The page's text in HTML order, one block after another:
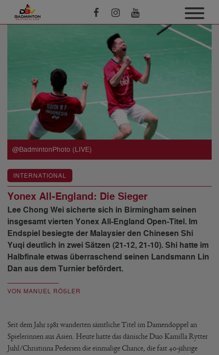
@BadmintonPhoto (LIVE)
INTERNATIONAL
Yonex All-England: Die Sieger
Lee Chong Wei sicherte sich in Birmingham seinen
insgesamt vierten Yonex All-England Open-Titel. Im
Endspiel besiegte der Malaysier den Chinesen Shi
Yuqi deutlich in zwei Sätzen (21-12, 21-10). Shi hatte im
Halbfinale etwas überraschend seinen Landsmann Lin
Dan aus dem Turnier befördert.
VON MANUEL RÖSLER
Seit dem Jahr 1981 wanderten sämtliche Titel im Damendoppel an
Spielerinnen aus Asien. Heute hatte das dänische Duo Kamilla Rytter
Juhl/Christinna Pedersen die einmalige Chance, die fast 40-jährige